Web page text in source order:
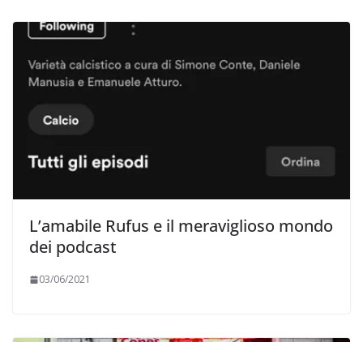
L’amabile Rufus e il meraviglioso mondo
dei podcast
03/06/2021